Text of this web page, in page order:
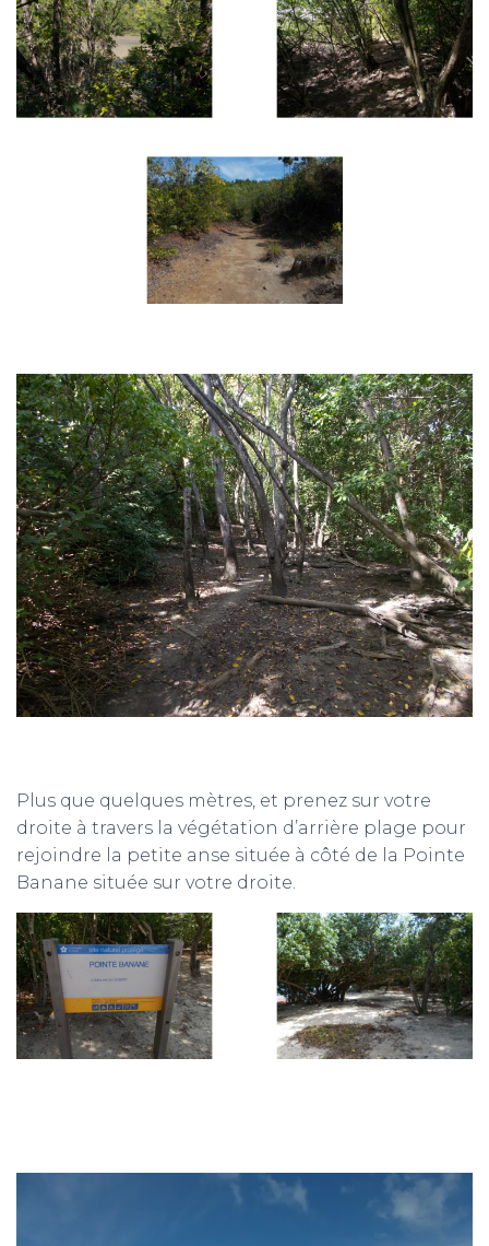
Plus que quelques mètres, et prenez sur votre
droite à travers la végétation d’arrière plage pour
rejoindre la petite anse située à côté de la Pointe
Banane située sur votre droite.